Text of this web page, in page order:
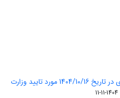
فصلنامه سیاستگذاری پیشرفت شهری در تاریخ 1404/10/16 مورد تایید وزارت
1404-11-11